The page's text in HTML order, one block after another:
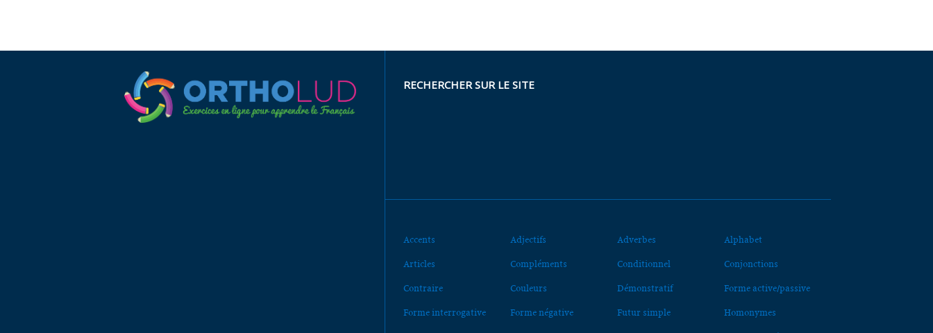
RECHERCHER SUR LE SITE
Accents Adjectifs Adverbes Alphabet
Articles Compléments Conditionnel Conjonctions
Contraire Couleurs Démonstratif Forme active/passive
Forme interrogative Forme négative Futur simple Homonymes